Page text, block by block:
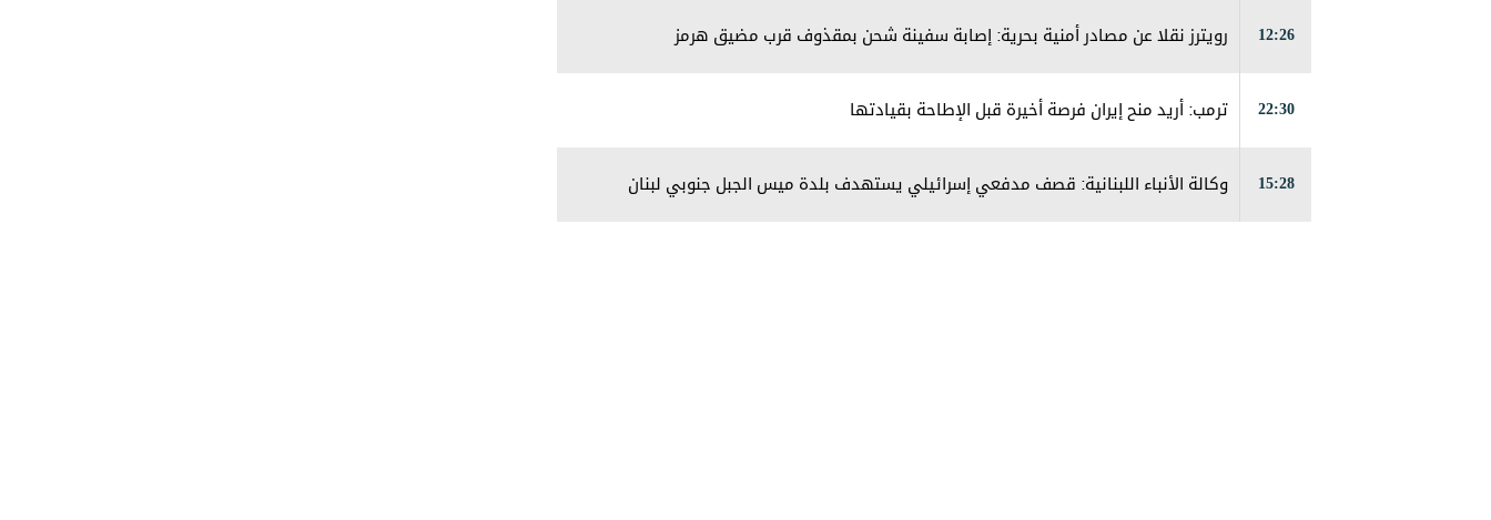
12:26 رويترز نقلا عن مصادر أمنية بحرية: إصابة سفينة شحن بمقذوف قرب مضيق هرمز
22:30 ترمب: أريد منح إيران فرصة أخيرة قبل الإطاحة بقيادتها
15:28 وكالة الأنباء اللبنانية: قصف مدفعي إسرائيلي يستهدف بلدة ميس الجبل جنوبي لبنان